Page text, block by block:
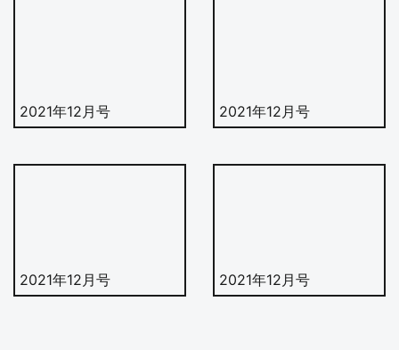
2021年12月号 2021年12月号
2021年12月号 2021年12月号